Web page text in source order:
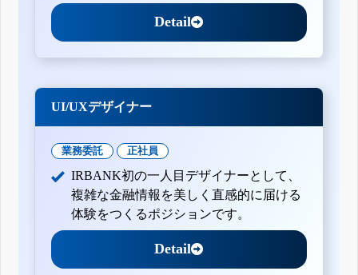
Detail
UI/UXデザイナー
業務委託 正社員
IRBANK初の一人目デザイナーとして、
複雑な金融情報を美しく直感的に届ける
体験をつくるポジションです。
Detail